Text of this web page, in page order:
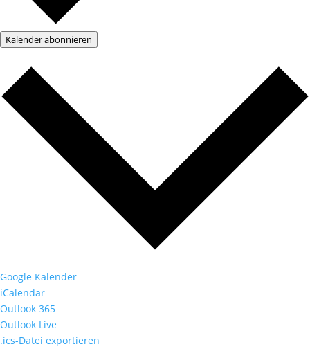
Kalender abonnieren
Google Kalender
iCalendar
Outlook 365
Outlook Live
.ics-Datei exportieren